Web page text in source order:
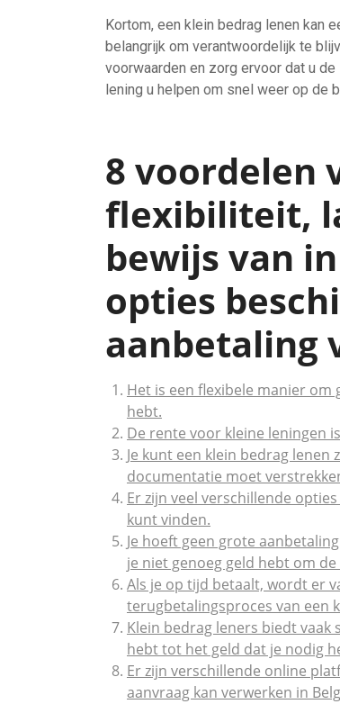
Kortom, een klein bedrag lenen kan
belangrijk om verantwoordelijk te
voorwaarden en zorg ervoor dat u
lening u helpen om snel weer op de
8 voordelen
flexibiliteit,
bewijs van
opties
aanbetaling
Het is een flexibele manier
hebt.
De rente voor kleine leningen
Je kunt een klein bedrag
documentatie moet
Er zijn veel verschillende
kunt vinden.
Je hoeft geen grote
je niet genoeg geld hebt om
Als je op tijd betaalt, wordt er
terugbetalingsproces van een
Klein bedrag leners biedt
hebt tot het geld dat je nodig
Er zijn verschillende online
aanvraag kan verwerken in